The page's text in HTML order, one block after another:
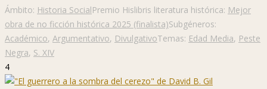
Ámbito: Historia SocialPremio Hislibris literatura histórica: Mejor
obra de no ficción histórica 2025 (finalista)Subgéneros:
Académico, Argumentativo, DivulgativoTemas: Edad Media, Peste
Negra, S. XIV
4